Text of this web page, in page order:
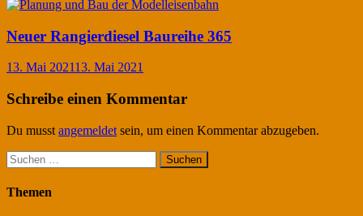
Neuer Rangierdiesel Baureihe 365
13. Mai 202113. Mai 2021
Schreibe einen Kommentar
Du musst angemeldet sein, um einen Kommentar abzugeben.
Suchen
nach:
Themen